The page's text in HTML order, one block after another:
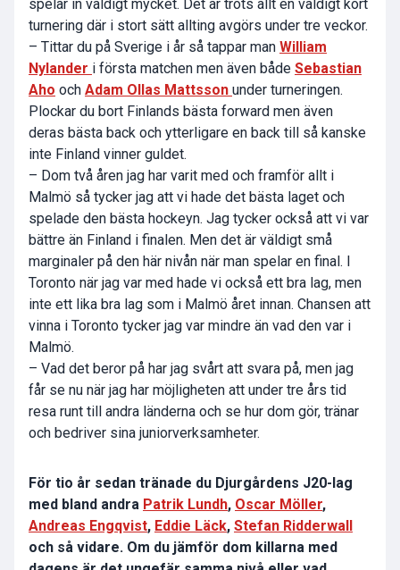
spelar in väldigt mycket. Det är trots allt en väldigt kort
turnering där i stort sätt allting avgörs under tre veckor.
– Tittar du på Sverige i år så tappar man William
Nylander i första matchen men även både Sebastian
Aho och Adam Ollas Mattsson under turneringen.
Plockar du bort Finlands bästa forward men även
deras bästa back och ytterligare en back till så kanske
inte Finland vinner guldet.
– Dom två åren jag har varit med och framför allt i
Malmö så tycker jag att vi hade det bästa laget och
spelade den bästa hockeyn. Jag tycker också att vi var
bättre än Finland i finalen. Men det är väldigt små
marginaler på den här nivån när man spelar en final. I
Toronto när jag var med hade vi också ett bra lag, men
inte ett lika bra lag som i Malmö året innan. Chansen att
vinna i Toronto tycker jag var mindre än vad den var i
Malmö.
– Vad det beror på har jag svårt att svara på, men jag
får se nu när jag har möjligheten att under tre års tid
resa runt till andra länderna och se hur dom gör, tränar
och bedriver sina juniorverksamheter.
För tio år sedan tränade du Djurgårdens J20-lag
med bland andra Patrik Lundh, Oscar Möller,
Andreas Engqvist, Eddie Läck, Stefan Ridderwall
och så vidare. Om du jämför dom killarna med